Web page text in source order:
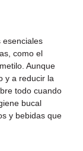
esenciales
como el
Aunque
y a reducir la
todo cuando
bucal
y bebidas que